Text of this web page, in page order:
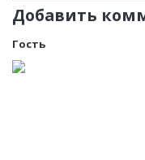
Добавить
Гость